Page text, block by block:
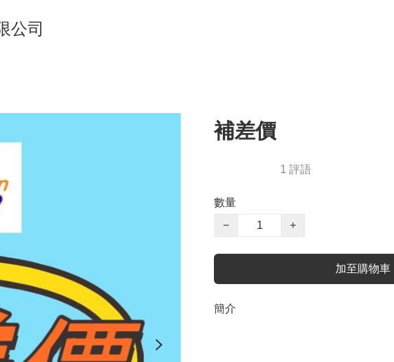
公司
補差價
1 評語
數量
−
+
加至購物車
簡介